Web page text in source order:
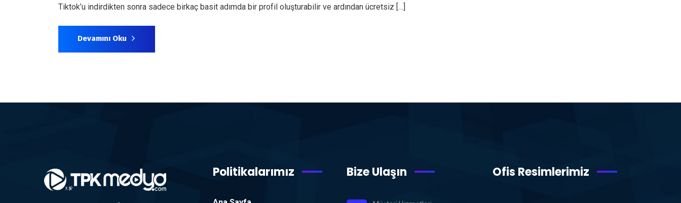
Tiktok’u indirdikten sonra sadece birkaç basit adımda bir profil oluşturabilir ve ardından ücretsiz […]
Devamını Oku
Politikalarımız Bize Ulaşın Ofis Resimlerimiz